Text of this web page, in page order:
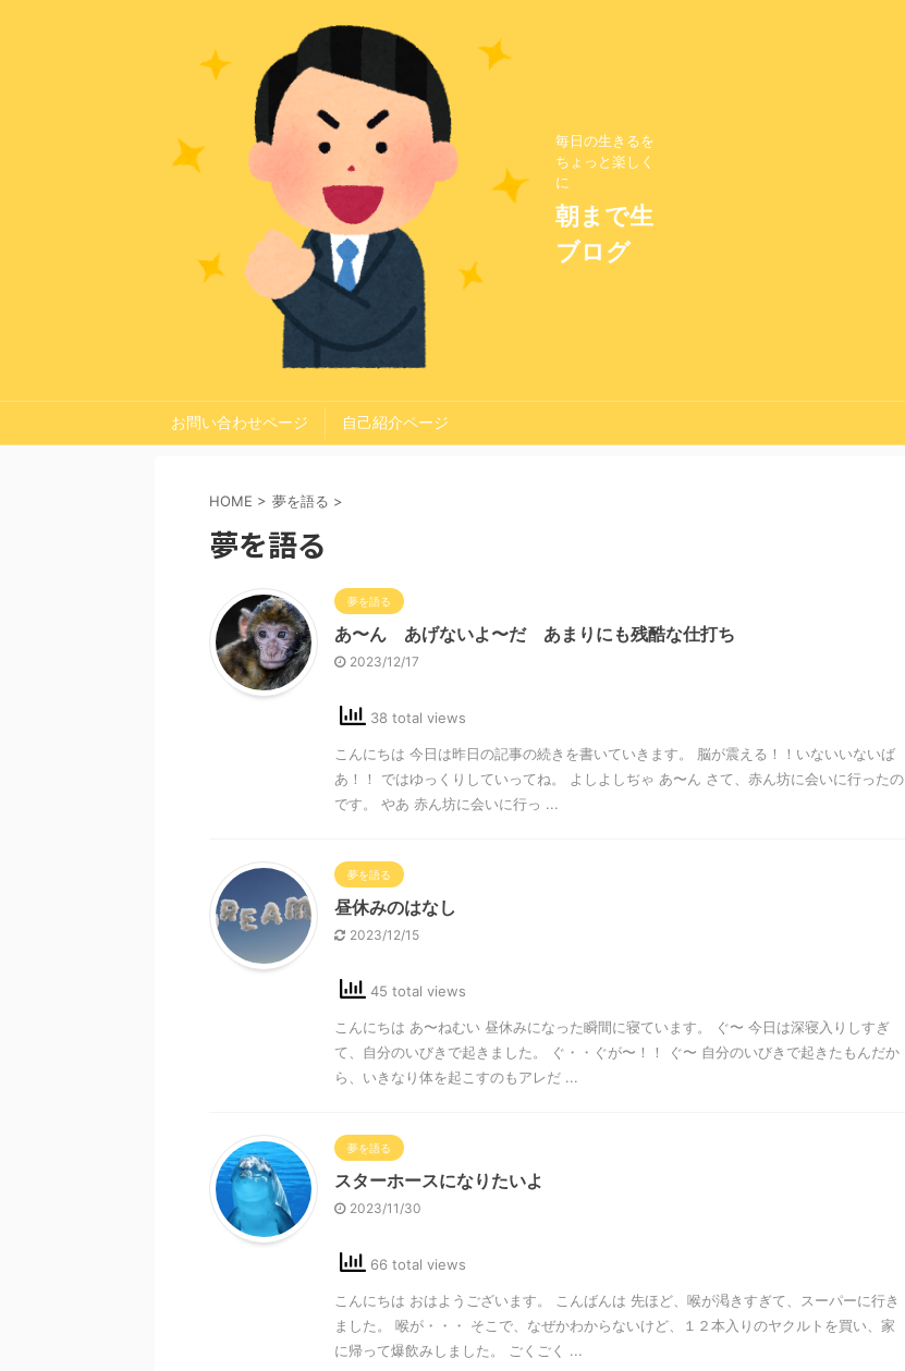
毎日の生きるを
ちょっと楽しく
に
朝まで生
ブログ
お問い合わせページ 自己紹介ページ
HOME > 夢を語る >
夢を語る
夢を語る
あ〜ん あげないよ〜だ あまりにも残酷な仕打ち
2023/12/17
38 total views
こんにちは 今日は昨日の記事の続きを書いていきます。 脳が震える！！いないいないば
あ！！ ではゆっくりしていってね。 よしよしぢゃ あ〜ん さて、赤ん坊に会いに行ったの
です。 やあ 赤ん坊に会いに行っ ...
夢を語る
昼休みのはなし
2023/12/15
45 total views
こんにちは あ〜ねむい 昼休みになった瞬間に寝ています。 ぐ〜 今日は深寝入りしすぎ
て、自分のいびきで起きました。 ぐ・・ぐが〜！！ ぐ〜 自分のいびきで起きたもんだか
ら、いきなり体を起こすのもアレだ ...
夢を語る
スターホースになりたいよ
2023/11/30
66 total views
こんにちは おはようございます。 こんばんは 先ほど、喉が渇きすぎて、スーパーに行き
ました。 喉が・・・ そこで、なぜかわからないけど、１２本入りのヤクルトを買い、家
に帰って爆飲みしました。 ごくごく ...